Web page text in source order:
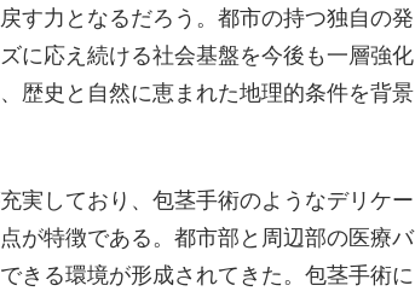
す力となるだろう。都市の持つ独自の発
に応え続ける社会基盤を今後も一層強化
歴史と自然に恵まれた地理的条件を背景
実しており、包茎手術のようなデリケー
が特徴である。都市部と周辺部の医療バ
きる環境が形成されてきた。包茎手術に